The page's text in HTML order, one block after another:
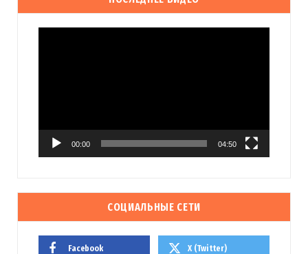
00:00 04:50
СОЦИАЛЬНЫЕ СЕТИ
Facebook X (Twitter)